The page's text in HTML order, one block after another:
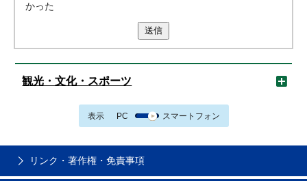
かった
送信
観光・文化・スポーツ
表示 PC スマートフォン
リンク・著作権・免責事項